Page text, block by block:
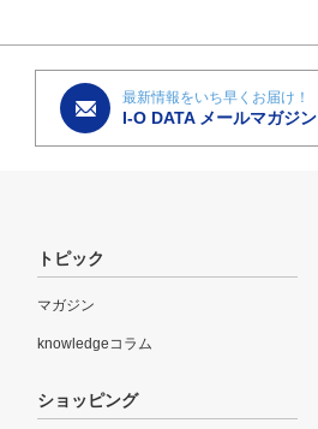
最新情報をいち早くお届け！
I-O DATA メールマガジン
トピック
マガジン
knowledgeコラム
ショッピング